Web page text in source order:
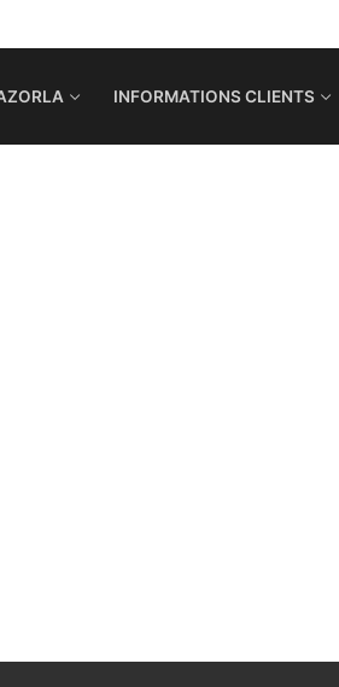
INFORMATIONS CLIENTS